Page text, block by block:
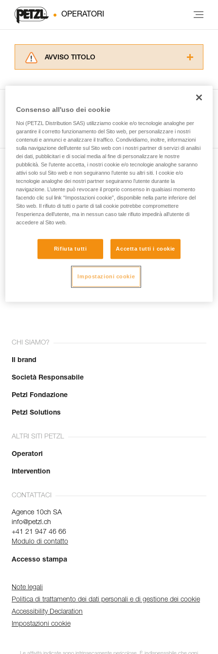
OPERATORI
AVVISO TITOLO
La padronanza di queste tecniche richiede una
formazione ed un addestramento specifico.
Verificate con un professionista la vostra
capacità di rifare la manovra, da soli, in piena
sicurezza, prima di riprodurla autonomamente.
Forniamo esempi di tecniche relative alla vostra
attività. Ne possono esistere altre che non
vengono qui descritte.
Guarda tutti i consigli tecnici
Iscriviti alla newsletter
e rimani connesso alle nostre novità
E-mail *
Unisciti alla community!
CHI SIAMO?
Il brand
Società Responsabile
Petzl Fondazione
Petzl Solutions
ALTRI SITI PETZL
Operatori
Intervention
CONTATTACI
Agence 10ch SA
info@petzl.ch
+41 21 947 46 66
Modulo di contatto
Accesso stampa
Note legali
Politica di trattamento dei dati personali e di gestione dei cookie
Accessibility Declaration
Impostazioni cookie
Consenso all'uso dei cookie
Noi (PETZL Distribution SAS) utilizziamo cookie e/o tecnologie analoghe per
garantire il corretto funzionamento del Sito web, per personalizzare i nostri
contenuti e annunci e analizzare il traffico. Condividiamo, inoltre, informazioni
sulla navigazione dell’utente sul Sito web con i nostri partner di servizi di analisi
dei dati, pubblicitari e di social media al fine di personalizzare le nostre
pubblicità. Se l’utente accetta, i nostri cookie e/o tecnologie analoghe saranno
attivi solo sul Sito web e non seguiranno l’utente su altri siti. I cookie e/o
tecnologie analoghe dei nostri partner seguiranno l’utente durante la
navigazione. L’utente può revocare il proprio consenso in qualsiasi momento
facendo clic sul link “Impostazioni cookie”, disponibile nella parte inferiore del
Sito web. Il rifiuto di tutti o parte di tali cookie potrebbe compromettere
l’esperienza dell’utente, ma in nessun caso tale rifiuto impedirà all’utente di
accedere al Sito web.
Rifiuta tutti Accetta tutti i cookie
Impostazioni cookie